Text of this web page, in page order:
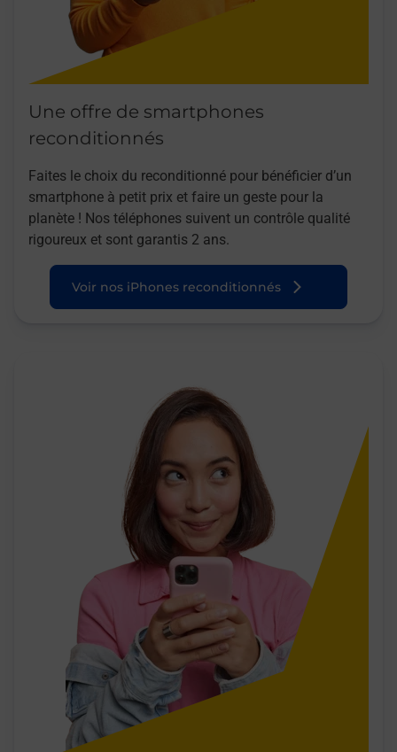
Une offre de smartphones
reconditionnés
Faites le choix du reconditionné pour bénéficier d’un
smartphone à petit prix et faire un geste pour la
planète ! Nos téléphones suivent un contrôle qualité
rigoureux et sont garantis 2 ans.
Voir nos iPhones reconditionnés